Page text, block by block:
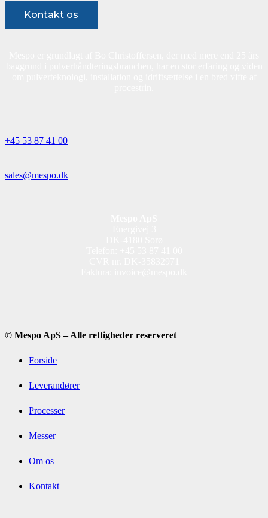
Kontakt os
+45 53 87 41 00
sales@mespo.dk
© Mespo ApS – Alle rettigheder reserveret
Forside
Leverandører
Processer
Messer
Om os
Kontakt